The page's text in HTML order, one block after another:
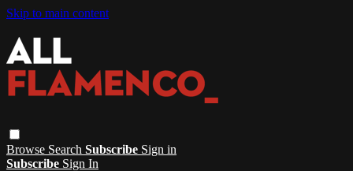
Skip to main content
Browse Search Subscribe Sign in
Subscribe Sign In